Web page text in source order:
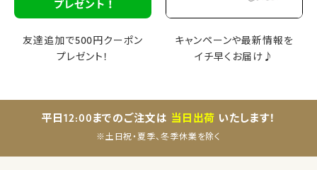
友達追加で500円クーポン
プレゼント！
キャンペーンや最新情報を
イチ早くお届け♪
平日12:00までのご注文は 当日出荷 いたします！
※土日祝・夏季、冬季休業を除く